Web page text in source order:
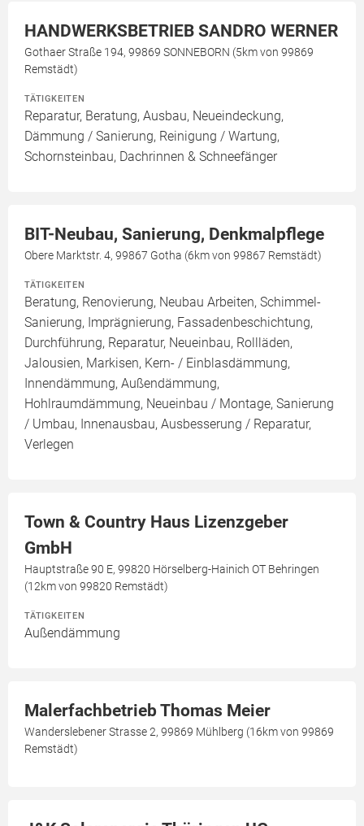
HANDWERKSBETRIEB SANDRO WERNER
Gothaer Straße 194, 99869 SONNEBORN (5km von 99869
Remstädt)
TÄTIGKEITEN
Reparatur, Beratung, Ausbau, Neueindeckung,
Dämmung / Sanierung, Reinigung / Wartung,
Schornsteinbau, Dachrinnen & Schneefänger
BIT-Neubau, Sanierung, Denkmalpflege
Obere Marktstr. 4, 99867 Gotha (6km von 99867 Remstädt)
TÄTIGKEITEN
Beratung, Renovierung, Neubau Arbeiten, Schimmel-
Sanierung, Imprägnierung, Fassadenbeschichtung,
Durchführung, Reparatur, Neueinbau, Rollläden,
Jalousien, Markisen, Kern- / Einblasdämmung,
Innendämmung, Außendämmung,
Hohlraumdämmung, Neueinbau / Montage, Sanierung
/ Umbau, Innenausbau, Ausbesserung / Reparatur,
Verlegen
Town & Country Haus Lizenzgeber
GmbH
Hauptstraße 90 E, 99820 Hörselberg-Hainich OT Behringen
(12km von 99820 Remstädt)
TÄTIGKEITEN
Außendämmung
Malerfachbetrieb Thomas Meier
Wanderslebener Strasse 2, 99869 Mühlberg (16km von 99869
Remstädt)